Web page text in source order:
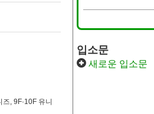
, 9F·10F 유니
입소문
새로운 입소문